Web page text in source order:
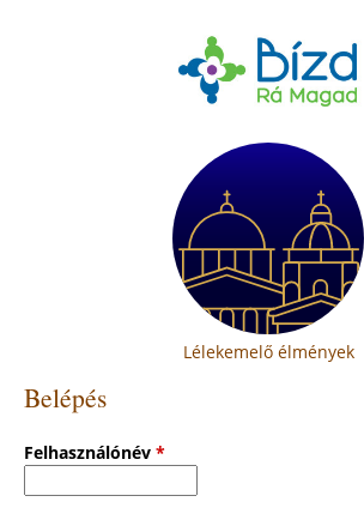
Lélekemelő élmények
Belépés
Felhasználónév *